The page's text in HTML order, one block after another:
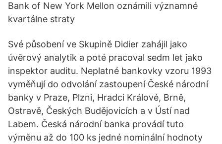
Bank of New York Mellon oznámili významné
kvartálne straty
Své působení ve Skupině Didier zahájil jako
úvěrový analytik a poté pracoval sedm let jako
inspektor auditu. Neplatné bankovky vzoru 1993
vyměňují do odvolání zastoupení České národní
banky v Praze, Plzni, Hradci Králové, Brně,
Ostravě, Českých Budějovicích a v Ústí nad
Labem. Česká národní banka provádí tuto
výměnu až do 100 ks jedné nominální hodnoty